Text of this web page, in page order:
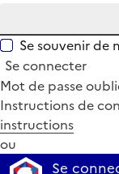
Se souvenir de
Se connecter
Mot de passe
Instructions de
instructions
ou
Se